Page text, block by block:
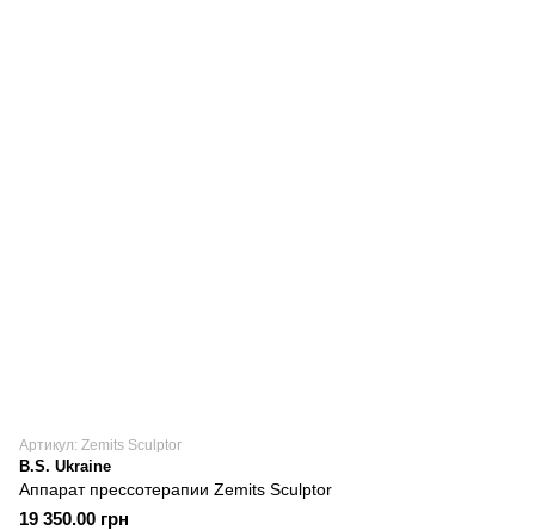
Артикул: Zemits Sculptor
B.S. Ukraine
Аппарат прессотерапии Zemits Sculptor
19 350.00 грн